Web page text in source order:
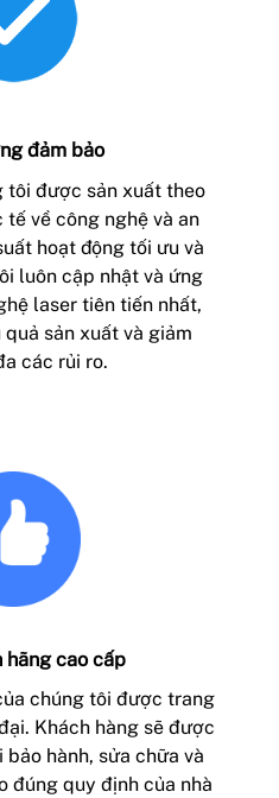
đảm bảo
tôi được sản xuất theo
về công nghệ và an
hoạt động tối ưu và
luôn cập nhật và ứng
laser tiên tiến nhất,
sản xuất và giảm
các rủi ro.
hãng cao cấp
chúng tôi được trang
Khách hàng sẽ được
hành, sửa chữa và
đúng quy định của nhà